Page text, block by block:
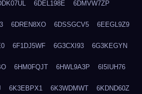
6DEL198E 6DMVW7ZP
6DREN8XO 6DSSGCV5 6EEGL9Z9
6F1DJ5WF 6G3CXI93 6G3KEGYN
6HM0FQJT 6HWL9A3P 6I5IUH76
6K3EBPX1 6K3WDMWT 6KDND60Z